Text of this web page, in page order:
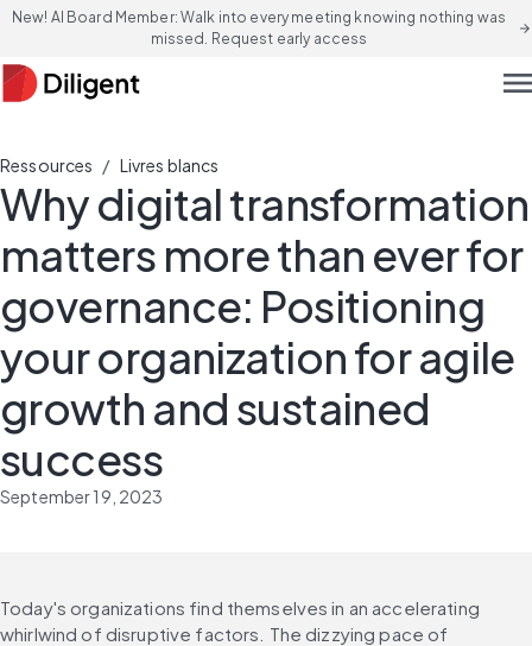
New! AI Board Member: Walk into every meeting knowing nothing was
missed. Request early access
arrow_forward
Ressources / Livres blancs
Why digital transformation
matters more than ever for
governance: Positioning
your organization for agile
growth and sustained
success
September 19, 2023
Today's organizations find themselves in an accelerating
whirlwind of disruptive factors. The dizzying pace of